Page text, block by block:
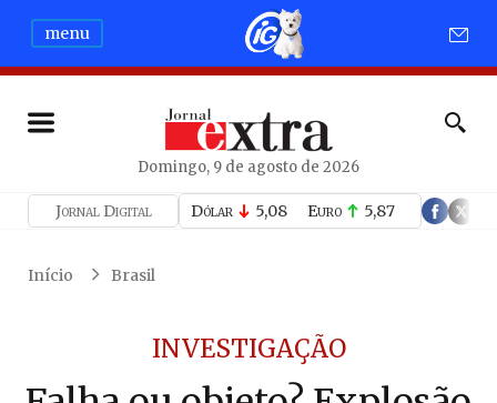
menu
Domingo, 9 de agosto de 2026
Jornal Digital Dólar 5,08 Euro 5,87
Início Brasil
INVESTIGAÇÃO